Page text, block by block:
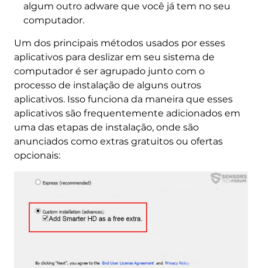
algum outro adware que você já tem no seu
computador.
Um dos principais métodos usados por esses
aplicativos para deslizar em seu sistema de
computador é ser agrupado junto com o
processo de instalação de alguns outros
aplicativos. Isso funciona da maneira que esses
aplicativos são frequentemente adicionados em
uma das etapas de instalação, onde são
anunciados como extras gratuitos ou ofertas
opcionais: